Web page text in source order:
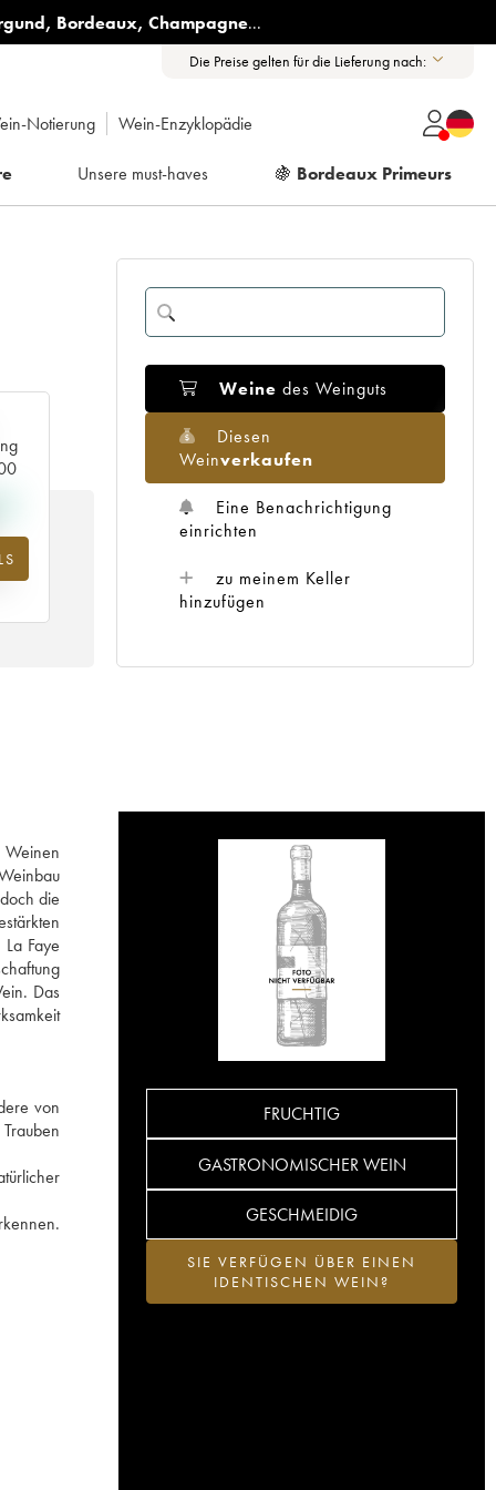
, Bordeaux, Champagne...
Die Preise gelten für die Lieferung nach:
Notierung Wein-Enzyklopädie
Unsere must-haves 🍇 Bordeaux Primeurs
Weine des Weinguts
Diesen
Weinverkaufen
Eine Benachrichtigung
einrichten
zu meinem Keller
hinzufügen
Weinen
die
Faye
Das
von
FRUCHTIG
GASTRONOMISCHER WEIN
GESCHMEIDIG
SIE VERFÜGEN ÜBER EINEN
IDENTISCHEN WEIN?